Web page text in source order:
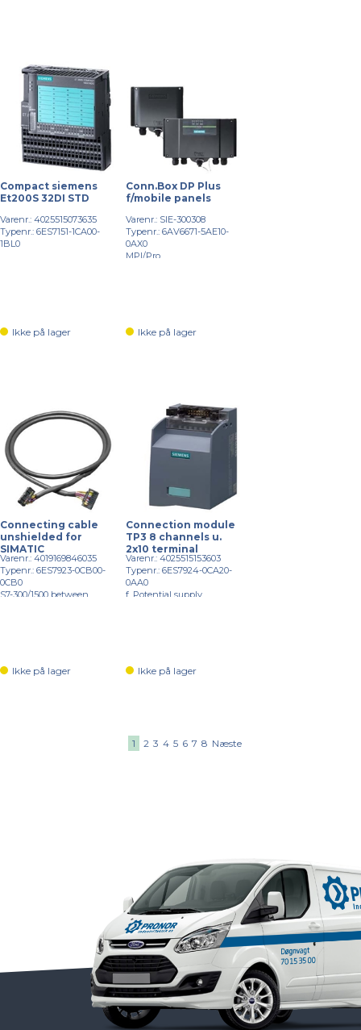
Compact siemens
Et200S 32DI STD
Varenr.: 4025515073635
Typenr.: 6ES7151-1CA00-
1BL0
Ikke på lager
Conn.Box DP Plus
f/mobile panels
Varenr.: SIE-300308
Typenr.: 6AV6671-5AE10-
0AX0
MPI/Pro
Ikke på lager
Connecting cable
unshielded for
SIMATIC
Varenr.: 4019169846035
Typenr.: 6ES7923-0CB00-
0CB0
S7-300/1500 between
Ikke på lager
Connection module
TP3 8 channels u.
2x10 terminal
Varenr.: 4025515153603
Typenr.: 6ES7924-0CA20-
0AA0
f. Potential supply
Ikke på lager
1 2 3 4 5 6 7 8 Næste